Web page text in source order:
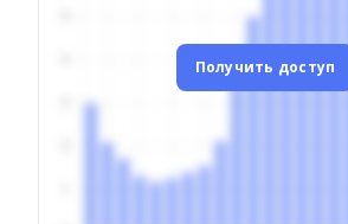
Получить доступ